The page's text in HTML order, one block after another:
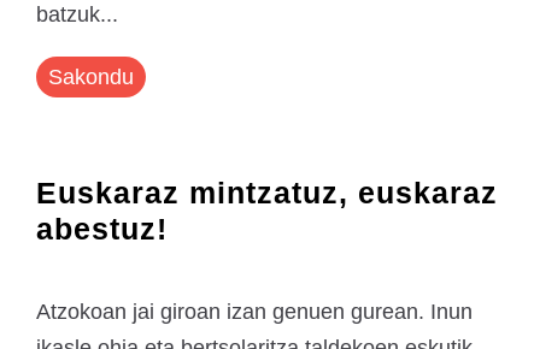
batzuk...
Sakondu
Euskaraz mintzatuz, euskaraz
abestuz!
Atzokoan jai giroan izan genuen gurean. Inun